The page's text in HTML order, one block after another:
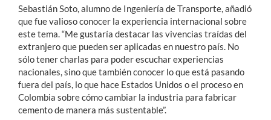
Sebastián Soto, alumno de Ingeniería de Transporte, añadió
que fue valioso conocer la experiencia internacional sobre
este tema. “Me gustaría destacar las vivencias traídas del
extranjero que pueden ser aplicadas en nuestro país. No
sólo tener charlas para poder escuchar experiencias
nacionales, sino que también conocer lo que está pasando
fuera del país, lo que hace Estados Unidos o el proceso en
Colombia sobre cómo cambiar la industria para fabricar
cemento de manera más sustentable”.